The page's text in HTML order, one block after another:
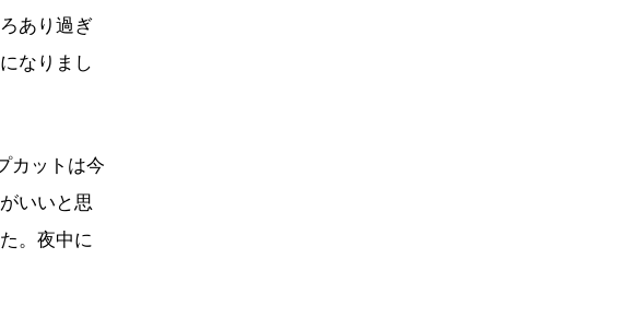
あり過ぎ
なりまし
カットは今
いいと思
。夜中に